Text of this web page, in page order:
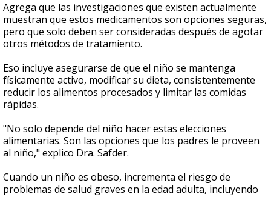
Agrega que las investigaciones que existen actualmente
muestran que estos medicamentos son opciones seguras,
pero que solo deben ser consideradas después de agotar
otros métodos de tratamiento.
Eso incluye asegurarse de que el niño se mantenga
físicamente activo, modificar su dieta, consistentemente
reducir los alimentos procesados y limitar las comidas
rápidas.
"No solo depende del niño hacer estas elecciones
alimentarias. Son las opciones que los padres le proveen
al niño," explico Dra. Safder.
Cuando un niño es obeso, incrementa el riesgo de
problemas de salud graves en la edad adulta, incluyendo